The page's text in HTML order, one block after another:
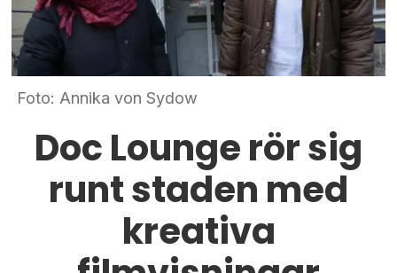
Foto: Annika von Sydow
Doc Lounge rör sig
runt staden med
kreativa